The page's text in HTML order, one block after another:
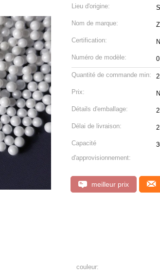
Lieu d'origine:
Nom de marque:
Certification:
Numéro de modèle:
Quantité de commande min:
Prix:
Détails d'emballage:
Délai de livraison:
Capacité
d'approvisionnement:
meilleur prix
couleur: